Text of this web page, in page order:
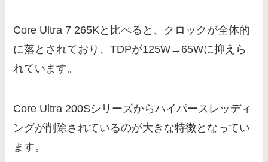
Core Ultra 7 265Kと比べると、クロックが全体的
に落とされており、TDPが125W→65Wに抑えら
れています。
Core Ultra 200Sシリーズからハイパースレッディ
ングが削除されているのが大きな特徴となってい
ます。